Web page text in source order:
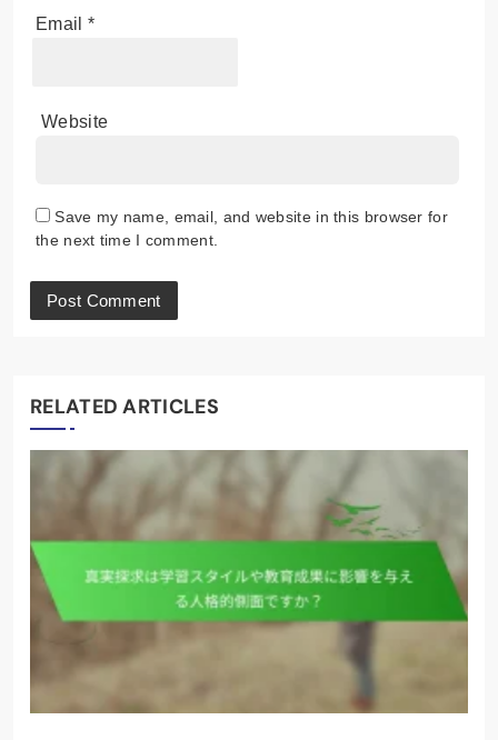
Email *
Website
Save my name, email, and website in this browser for
the next time I comment.
RELATED ARTICLES